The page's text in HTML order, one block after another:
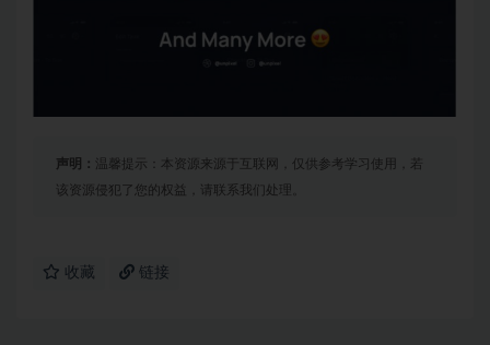
声明： 温馨提示：本资源来源于互联网，仅供参考学习使用，若
该资源侵犯了您的权益，请联系我们处理。
收藏 链接